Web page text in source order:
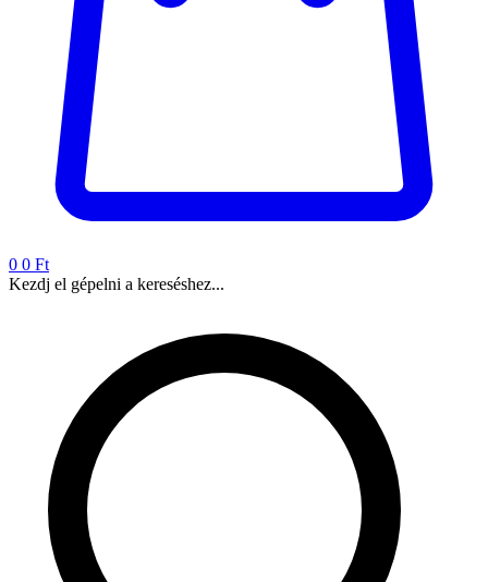
0 0 Ft
Kezdj el gépelni a kereséshez...